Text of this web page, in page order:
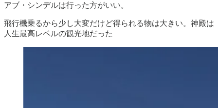
アブ・シンデルは行った方がいい。
飛行機乗るから少し大変だけど得られる物は大きい。神殿は
人生最高レベルの観光地だった